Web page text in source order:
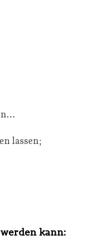
lassen;
kann: